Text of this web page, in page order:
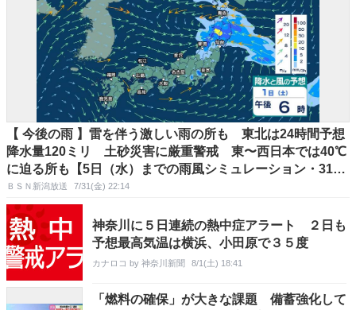
【 今後の雨 】雷を伴う激しい雨の所も 東北は24時間予想
降水量120ミリ 土砂災害に厳重警戒 東〜西日本では40℃
に迫る所も【5日（水）までの雨風シミュレーション・31日
午後10時更新】
ＢＳＮ新潟放送 7/31(金) 22:14
神奈川に５日連続の熱中症アラート ２日も
予想最高気温は横浜、小田原で３５度
カナロコ by 神奈川新聞 8/1(土) 18:41
「燃料の確保」が大きな課題 備蓄強化して